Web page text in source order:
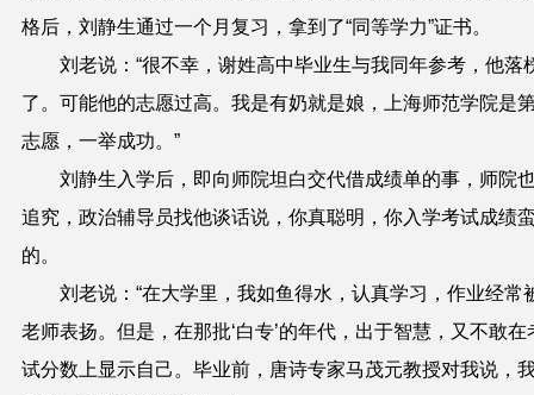
格后， 刘静生通过一个月复习，拿到了“同等学力”证书。
刘老说：“很不幸 ， 谢姓高中毕业生与我同年参考，他落
了。可能他的志愿过高。我是有奶就是娘，上海师范学院是
志愿，一举成功。”
刘静生 入学后 ， 即向师院坦白交代借成绩单的事，师院
追究，政治辅导员找他谈话说 ， 你真聪明，你入学考试成绩
的。
刘老说：“在大学里，我如鱼得水，认真学习， 作业经常
老师表扬。 但是，在那批‘白专’的年代，出于智慧，又不敢在
试分数上显示自己。 毕业前 ， 唐诗专家马茂元教授对我说 ，